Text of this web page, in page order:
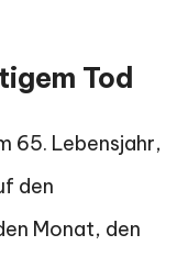
Tod
65. Lebensjahr,
den
Monat, den